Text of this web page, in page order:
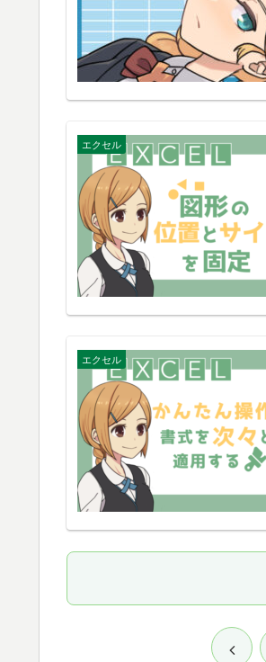
エクセル
エクセル